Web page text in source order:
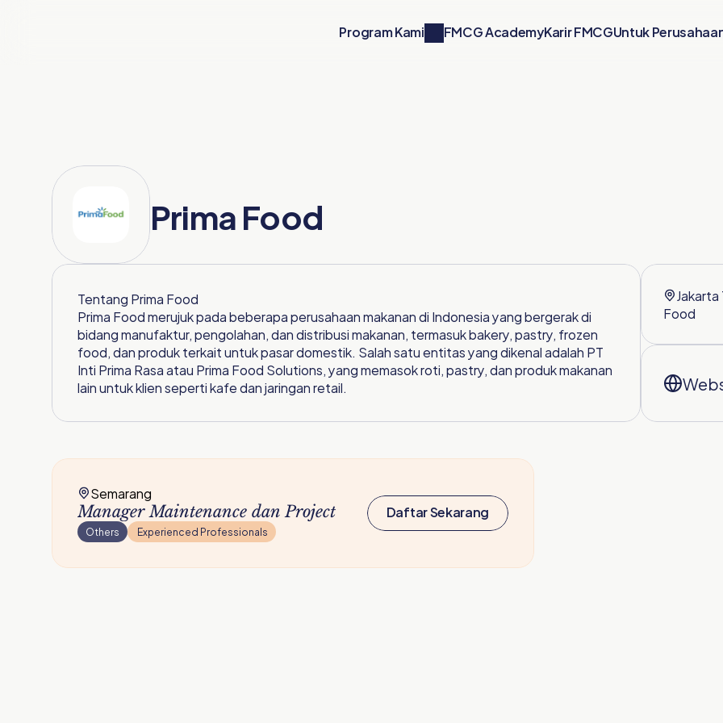
Program Kami FMCG AcademyKarir FMCGUntuk
Prima Food
Tentang Prima Food
Prima Food merujuk pada beberapa perusahaan makanan di Indonesia yang bergerak di
bidang manufaktur, pengolahan, dan distribusi makanan, termasuk bakery, pastry, frozen
food, dan produk terkait untuk pasar domestik. Salah satu entitas yang dikenal adalah PT
Inti Prima Rasa atau Prima Food Solutions, yang memasok roti, pastry, dan produk makanan
lain untuk klien seperti kafe dan jaringan retail.
Jakarta
Food
Semarang
Manager Maintenance dan Project
Others Experienced Professionals
Daftar Sekarang